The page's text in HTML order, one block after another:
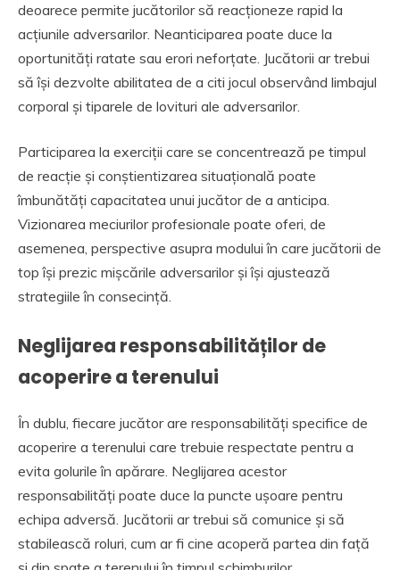
deoarece permite jucătorilor să reacționeze rapid la
acțiunile adversarilor. Neanticiparea poate duce la
oportunități ratate sau erori neforțate. Jucătorii ar trebui
să își dezvolte abilitatea de a citi jocul observând limbajul
corporal și tiparele de lovituri ale adversarilor.
Participarea la exerciții care se concentrează pe timpul
de reacție și conștientizarea situațională poate
îmbunătăți capacitatea unui jucător de a anticipa.
Vizionarea meciurilor profesionale poate oferi, de
asemenea, perspective asupra modului în care jucătorii de
top își prezic mișcările adversarilor și își ajustează
strategiile în consecință.
Neglijarea responsabilităților de
acoperire a terenului
În dublu, fiecare jucător are responsabilități specifice de
acoperire a terenului care trebuie respectate pentru a
evita golurile în apărare. Neglijarea acestor
responsabilități poate duce la puncte ușoare pentru
echipa adversă. Jucătorii ar trebui să comunice și să
stabilească roluri, cum ar fi cine acoperă partea din față